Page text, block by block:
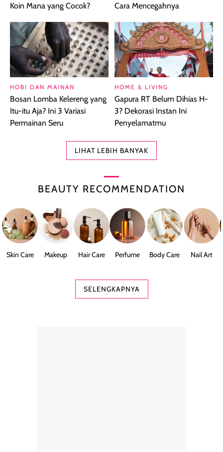
Koin Mana yang Cocok?
Cara Mencegahnya
HOBI DAN MAINAN
Bosan Lomba Kelereng yang
Itu-itu Aja? Ini 3 Variasi
Permainan Seru
HOME & LIVING
Gapura RT Belum Dihias H-
3? Dekorasi Instan Ini
Penyelamatmu
LIHAT LEBIH BANYAK
BEAUTY RECOMMENDATION
Skin Care Makeup Hair Care Perfume Body Care Nail Art
SELENGKAPNYA